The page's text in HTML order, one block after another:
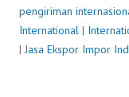
pengiriman
International |
|Jasa Ekspor Impor